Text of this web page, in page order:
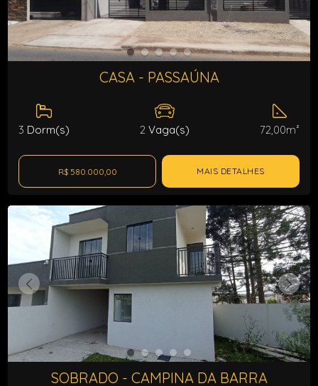
CASA - PASSAÚNA
3 Dorm(s) 2 Vaga(s) 72,00m²
R$ 580.000,00 MAIS DETALHES
SOBRADO - CAMPINA DA BARRA